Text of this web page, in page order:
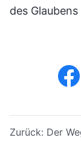
des
Zurück: Der